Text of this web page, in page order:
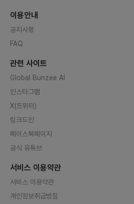
이용안내
공지사항
FAQ
관련 사이트
Global Bunzee AI
인스타그램
X(트위터)
링크드인
페이스북페이지
공식 유튜브
서비스 이용약관
서비스 이용약관
개인정보취급방침